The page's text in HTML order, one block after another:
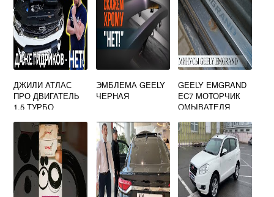
ДЖИЛИ АТЛАС
ПРО ДВИГАТЕЛЬ
1.5 ТУРБО
ЭМБЛЕМА GEELY
ЧЕРНАЯ
GEELY EMGRAND
EC7 МОТОРЧИК
ОМЫВАТЕЛЯ